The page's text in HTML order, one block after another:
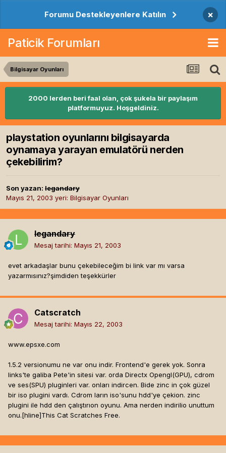
Forumu Destekleyenlere Katılın ×
Paticik Forumları
Bilgisayar Oyunları
2000 lerden beri faal olan, çok şukela bir paylaşım
platformuyuz. Hoşgeldiniz.
playstation oyunlarını bilgisayarda
oynamaya yarayan emulatörü nerden
çekebilirim?
Son yazan: legandary
Mayıs 21, 2003 yeri: Bilgisayar Oyunları
legandary
Mesaj tarihi: Mayıs 21, 2003
evet arkadaşlar bunu çekebileceğim bi link var mı varsa
yazarmısınız?şimdiden teşekkürler
Catscratch
Mesaj tarihi: Mayıs 22, 2003
www.epsxe.com
1.5.2 versionumu ne var onu indir. Frontend'e gerek yok. Sonra
links'te galiba Pete'in sitesi var. orda Directx Opengl(GPU), cdrom
ve ses(SPU) pluginleri var. onları indircen. Bide zinc in çok güzel
bir iso plugini vardı. Cdrom ların iso'sunu hdd'ye çekion. zinc
plugini ile hdd den çalıştırıon oyunu. Ama nerden indirilio unuttum
onu.[hline]This Cat Scratches Free.